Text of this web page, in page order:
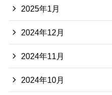
2025年1月
2024年12月
2024年11月
2024年10月